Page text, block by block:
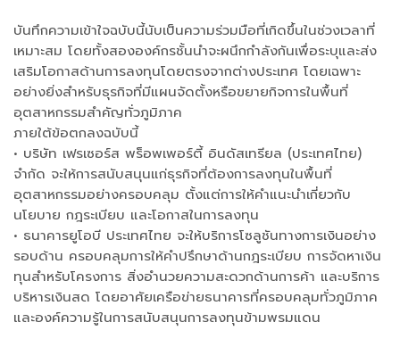
บันทึกความเข้าใจฉบับนี้นับเป็นความร่วมมือที่เกิดขึ้นในช่วงเวลาที่
เหมาะสม โดยทั้งสององค์กรชั้นนำจะผนึกกำลังกันเพื่อระบุและส่ง
เสริมโอกาสด้านการลงทุนโดยตรงจากต่างประเทศ โดยเฉพาะ
อย่างยิ่งสำหรับธุรกิจที่มีแผนจัดตั้งหรือขยายกิจการในพื้นที่
อุตสาหกรรมสำคัญทั่วภูมิภาค
ภายใต้ข้อตกลงฉบับนี้
• บริษัท เฟรเซอร์ส พร็อพเพอร์ตี้ อินดัสเทรียล (ประเทศไทย)
จำกัด จะให้การสนับสนุนแก่ธุรกิจที่ต้องการลงทุนในพื้นที่
อุตสาหกรรมอย่างครอบคลุม ตั้งแต่การให้คำแนะนำเกี่ยวกับ
นโยบาย กฎระเบียบ และโอกาสในการลงทุน
• ธนาคารยูโอบี ประเทศไทย จะให้บริการโซลูชันทางการเงินอย่าง
รอบด้าน ครอบคลุมการให้คำปรึกษาด้านกฎระเบียบ การจัดหาเงิน
ทุนสำหรับโครงการ สิ่งอำนวยความสะดวกด้านการค้า และบริการ
บริหารเงินสด โดยอาศัยเครือข่ายธนาคารที่ครอบคลุมทั่วภูมิภาค
และองค์ความรู้ในการสนับสนุนการลงทุนข้ามพรมแดน